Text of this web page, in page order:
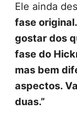
Ele ainda
fase
gostar dos
fase do
mas bem
aspectos.
duas.”